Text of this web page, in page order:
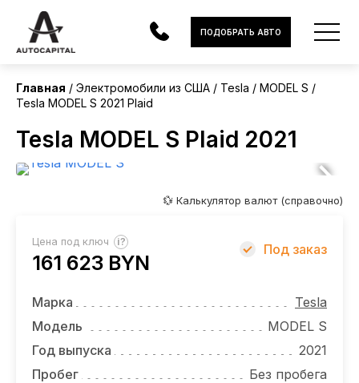
АВТОМОБИЛИ
ЭЛЕКТРОМОБИЛИ
УСЛУГИ
НОВОСТИ
ОТЗЫВЫ
ПОДОБРАТЬ АВТО
Главная Электромобили из США Tesla
MODEL S
Tesla MODEL S 2021 Plaid
Tesla MODEL S Plaid 2021
💱 Калькулятор валют (справочно)
Цена под ключ ?
161 623 BYN
Под заказ
Марка
Tesla
Модель
MODEL S
Год выпуска
2021
Пробег
Без пробега